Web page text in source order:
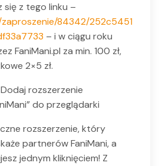
się z tego linku –
84342/252c5451
– i w ciągu roku
FaniMani.pl za min. 100 zł,
2×5 zł.
rozszerzenie
do przeglądarki
rozszerzenie, który
partnerów FaniMani, a
jednym kliknięciem! Z